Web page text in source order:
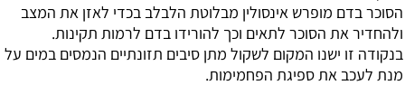
הסוכר בדם מופרש אינסולין מבלוטת הלבלב בכדי לאזן את המצב
ולהחדיר את הסוכר לתאים וכך להורידו בדם לרמות תקינות.
בנקודה זו ישנו המקום לשקול מתן סיבים תזונתיים הנמסים במים על
מנת לעכב את ספיגת הפחמימות.